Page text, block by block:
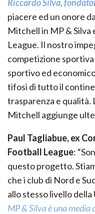
Riccardo Silva,
piacere ed un onore
Mitchell in MP & Silva
League. Il nostro
competizione
sportivo ed
tifosi di tutto il
trasparenza e qualità.
Mitchell aggiunge
Paul Tagliabue, ex
Football League:
questo progetto.
che i club di Nord e
allo stesso livello della
MP & Silva è una